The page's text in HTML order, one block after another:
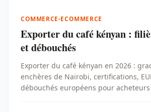
COMMERCE-ECOMMERCE
Exporter du café kényan :
et débouchés
Exporter du café kényan en 2026 :
enchères de Nairobi, certifications,
débouchés européens pour